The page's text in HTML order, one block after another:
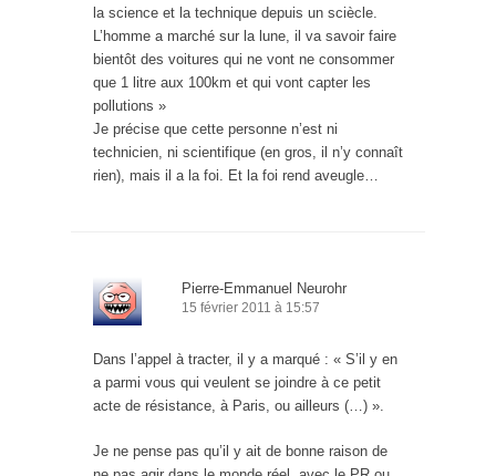
la science et la technique depuis un sciècle.
L’homme a marché sur la lune, il va savoir faire
bientôt des voitures qui ne vont ne consommer
que 1 litre aux 100km et qui vont capter les
pollutions »
Je précise que cette personne n’est ni
technicien, ni scientifique (en gros, il n’y connaît
rien), mais il a la foi. Et la foi rend aveugle…
Pierre-Emmanuel Neurohr
15 février 2011 à 15:57
Dans l’appel à tracter, il y a marqué : « S’il y en
a parmi vous qui veulent se joindre à ce petit
acte de résistance, à Paris, ou ailleurs (…) ».
Je ne pense pas qu’il y ait de bonne raison de